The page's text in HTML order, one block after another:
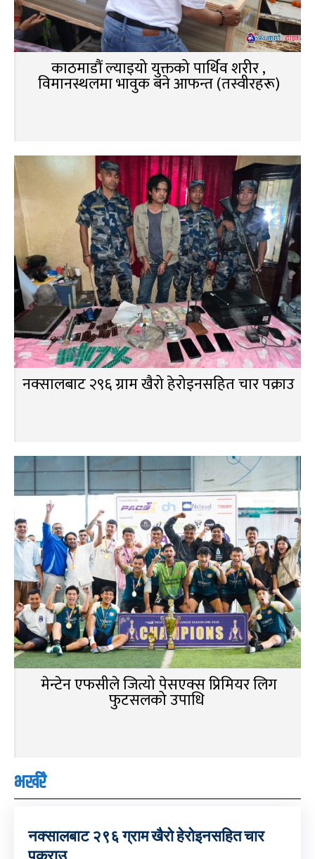
काठमाडौं ल्याइयो युक्तको पार्थिव शरीर ,
विमानस्थलमा भावुक बने आफन्त (तस्वीरहरू)
नक्सालबाट २९६ ग्राम खैरो हेरोइनसहित चार पक्राउ
मेन्टेन एफसीले जित्यो पेसएक्स प्रिमियर लिग
फुटसलको उपाधि
भर्खरै
नक्सालबाट २९६ ग्राम खैरो हेरोइनसहित चार